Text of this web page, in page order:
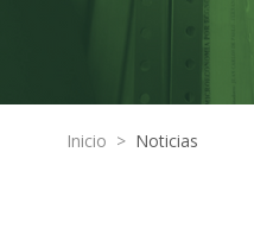
Inicio > Noticias